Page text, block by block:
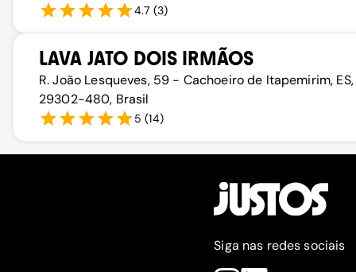
4.7 (3)
LAVA JATO DOIS IRMÃOS
R. João Lesqueves, 59 - Cachoeiro de Itapemirim, ES,
29302-480, Brasil
5 (14)
Siga nas redes sociais